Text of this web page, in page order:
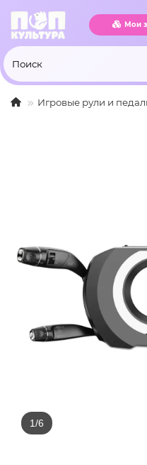
Мои
Игровые рули и